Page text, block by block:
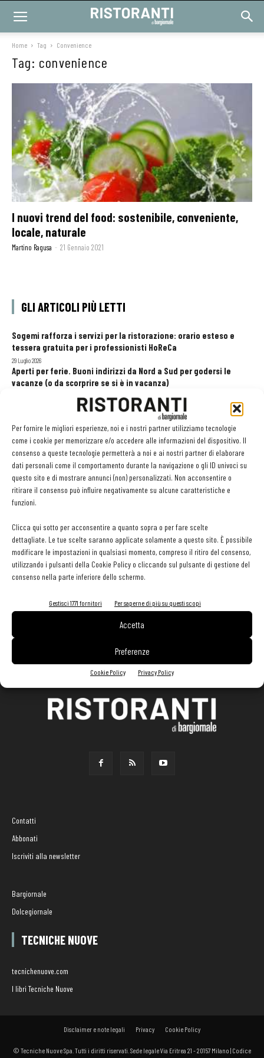
Per fornire le migliori esperienze, noi e i nostri partner utilizziamo tecnologie
come i cookie per memorizzare e/o accedere alle informazioni del dispositivo. Il
consenso a queste tecnologie permetterà a noi e ai nostri partner di elaborare
dati personali come il comportamento durante la navigazione o gli ID univoci su
questo sito e di mostrare annunci (non) personalizzati. Non acconsentire o
ritirare il consenso può influire negativamente su alcune caratteristiche e
funzioni.
Clicca qui sotto per acconsentire a quanto sopra o per fare scelte
dettagliate. Le tue scelte saranno applicate solamente a questo sito. È possibile
modificare le impostazioni in qualsiasi momento, compreso il ritiro del consenso,
utilizzando i pulsanti della Cookie Policy o cliccando sul pulsante di gestione del
consenso nella parte inferiore dello schermo.
Gestisci 1771 fornitori Per saperne di più su questi scopi
Accetta
Preferenze
Cookie Policy Privacy Policy
Home Tag Convenience
Tag: convenience
I nuovi trend del food: sostenibile, conveniente,
locale, naturale
Martino Ragusa - 21 Gennaio 2021
GLI ARTICOLI PIÙ LETTI
Sogemi rafforza i servizi per la ristorazione: orario esteso e
tessera gratuita per i professionisti HoReCa
29 Luglio 2026
Aperti per ferie. Buoni indirizzi da Nord a Sud per godersi le
vacanze (o da scorprire se si è in vacanza)
Recensioni online, Fipe e le associazioni del turismo chiedono
modifiche alle Linee Guida dell’Antitrust
20 Luglio 2026
EDICOLA WEB
Contatti
Abbonati
Iscriviti alla newsletter
Bargiornale
Dolcegiornale
TECNICHE NUOVE
tecnichenuove.com
I libri Tecniche Nuove
Disclaimer e note legali Privacy Cookie Policy
© Tecniche Nuove Spa. Tutti i diritti riservati. Sede legale Via Eritrea 21 - 20157 Milano | Codice